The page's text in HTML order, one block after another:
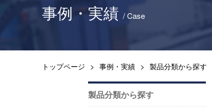
事例・実績 / Case
トップページ 事例・実績 製品分類から探す
製品分類から探す